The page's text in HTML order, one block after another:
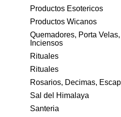
Productos Esotericos
Productos Wicanos
Quemadores, Porta
Inciensos
Rituales
Rituales
Rosarios, Decimas,
Sal del Himalaya
Santeria